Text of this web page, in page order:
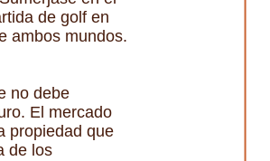
de golf en
ambos mundos.
no debe
El mercado
propiedad que
de los